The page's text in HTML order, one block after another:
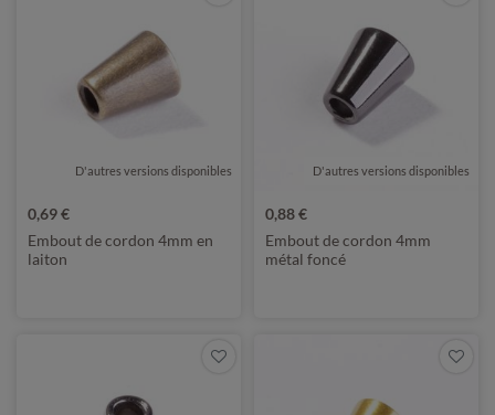
D'autres versions disponibles
0,69 €
Embout de cordon 4mm en
laiton
D'autres versions disponibles
0,88 €
Embout de cordon 4mm
métal foncé